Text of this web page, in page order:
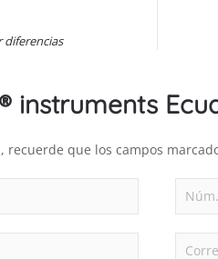
diferencias
instruments
que los campos